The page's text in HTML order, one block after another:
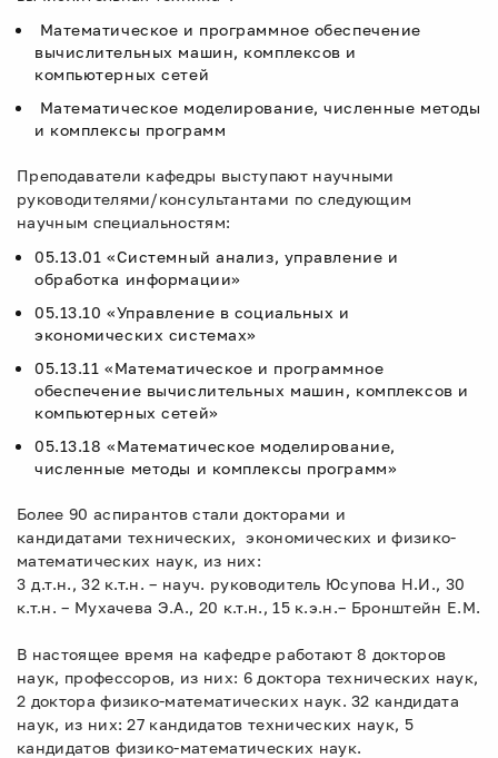
Математическое и программное обеспечение
вычислительных машин, комплексов и
компьютерных сетей
Математическое моделирование, численные методы
и комплексы программ
Преподаватели кафедры выступают научными
руководителями/консультантами по следующим
научным специальностям:
05.13.01 «Системный анализ, управление и
обработка информации»
05.13.10 «Управление в социальных и
экономических системах»
05.13.11 «Математическое и программное
обеспечение вычислительных машин, комплексов и
компьютерных сетей»
05.13.18 «Математическое моделирование,
численные методы и комплексы программ»
Более 90 аспирантов стали докторами и
кандидатами технических, экономических и физико-
математических наук, из них:
3 д.т.н., 32 к.т.н. – науч. руководитель Юсупова Н.И., 30
к.т.н. – Мухачева Э.А., 20 к.т.н., 15 к.э.н.– Бронштейн Е.М.
В настоящее время на кафедре работают 8 докторов
наук, профессоров, из них: 6 доктора технических наук,
2 доктора физико-математических наук. 32 кандидата
наук, из них: 27 кандидатов технических наук, 5
кандидатов физико-математических наук.